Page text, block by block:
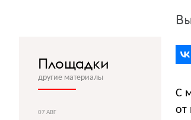
C
от
Площадки
другие материалы
07 АВГ